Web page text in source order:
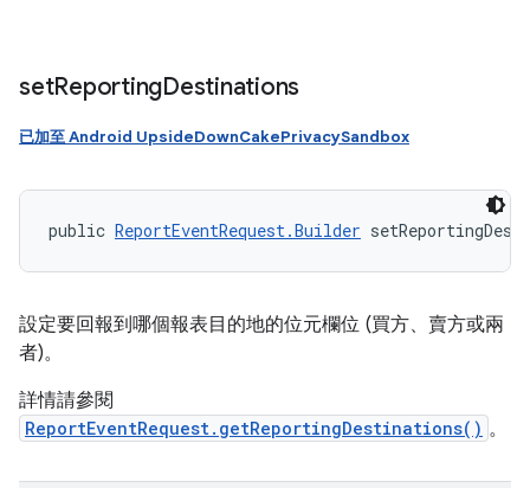
setReportingDestinations
已加至 Android UpsideDownCakePrivacySandbox
public ReportEventRequest.Builder
設定要回報到哪個報表目的地的位元欄位 (買方、賣方或兩
者)。
詳情請參閱
ReportEventRequest.getReportingDestinations() 。